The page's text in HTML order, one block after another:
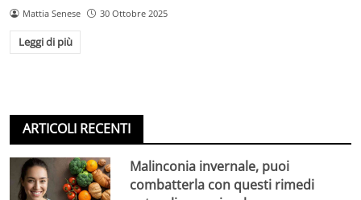
Mattia Senese 30 Ottobre 2025
Leggi di più
ARTICOLI RECENTI
Malinconia invernale, puoi
combatterla con questi rimedi